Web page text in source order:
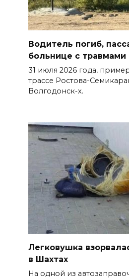
Водитель погиб,
больнице с травмами
31 июля 2026 года,
трассе Ростова-
Волгодонск-х.
Легковушка
в Шахтах
На одной из